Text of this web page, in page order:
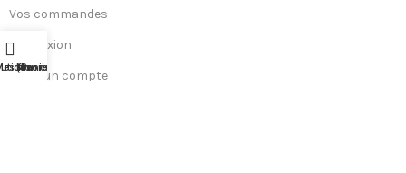
Vos commandes
Connexion
Créer un compte
favoris
Panier
Mon compte